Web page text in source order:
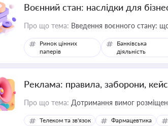
Воєнний стан: наслідки для
Про що тема: Введення воєнного стану:
Ринок цінних
паперів
Банківська
діяльність
Реклама: правила, заборони,
Про що тема: Дотримання вимог
Телеком та зв'язок Фармацевтика